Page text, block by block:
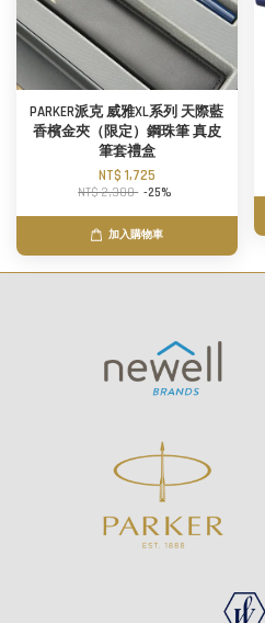
PARKER派克 威雅XL系列 天際藍
香檳金夾（限定）鋼珠筆 真皮
筆套禮盒
NT$ 1,725
NT$ 2,300 -25%
加入購物車